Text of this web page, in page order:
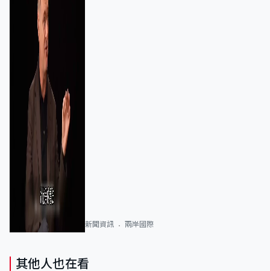
新聞資訊 兩岸國際
其他人也在看